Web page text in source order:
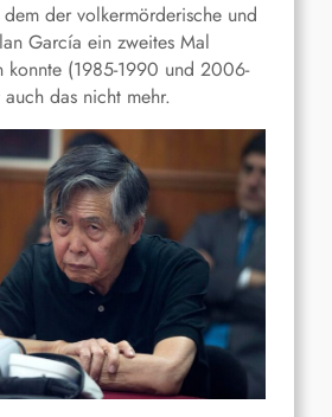
der volkermörderische und
García ein zweites Mal
konnte (1985-1990 und 2006-
das nicht mehr.